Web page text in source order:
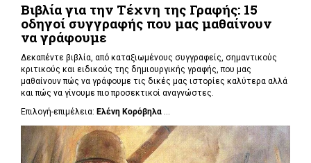
Βιβλία για την Τέχνη της Γραφής: 15
οδηγοί συγγραφής που μας μαθαίνουν
να γράφουμε
Δεκαπέντε βιβλία, από καταξιωμένους συγγραφείς, σημαντικούς
κριτικούς και ειδικούς της δημιουργικής γραφής, που μας
μαθαίνουν πώς να γράφουμε τις δικές μας ιστορίες καλύτερα αλλά
και πώς να γίνουμε πιο προσεκτικοί αναγνώστες.
Επιλογή-επιμέλεια: Ελένη Κορόβηλα ...